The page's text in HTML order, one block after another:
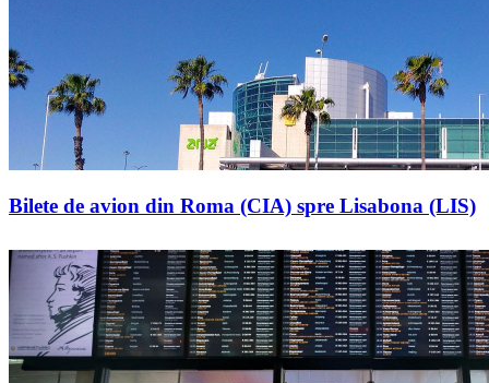
Bilete de avion din Roma (CIA) spre Lisabona (LIS)